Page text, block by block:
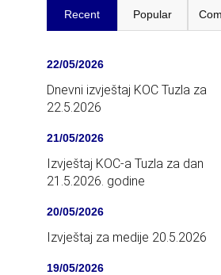
Recent Popular
22/05/2026
Dnevni izvještaj KOC Tuzla za
22.5.2026
21/05/2026
Izvještaj KOC-a Tuzla za dan
21.5.2026. godine
20/05/2026
Izvještaj za medije 20.5.2026
19/05/2026